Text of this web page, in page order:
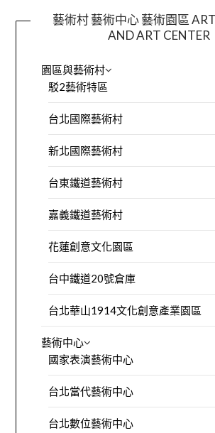
藝術村 藝術中心 藝術園區
AND ART CENTER
園區與藝術村
駁2藝術特區
台北國際藝術村
新北國際藝術村
台東鐵道藝術村
嘉義鐵道藝術村
花蓮創意文化園區
台中鐵道20號倉庫
台北華山1914文化創意產業園區
藝術中心
國家表演藝術中心
台北當代藝術中心
台北數位藝術中心